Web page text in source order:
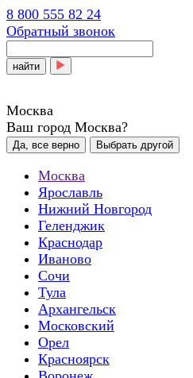
8 800 555 82 24
Обратный звонок
найти
Москва
Ваш город Москва?
Да, все верно Выбрать другой
Москва
Ярославль
Нижний Новгород
Геленджик
Краснодар
Иваново
Сочи
Тула
Архангельск
Московский
Орел
Красноярск